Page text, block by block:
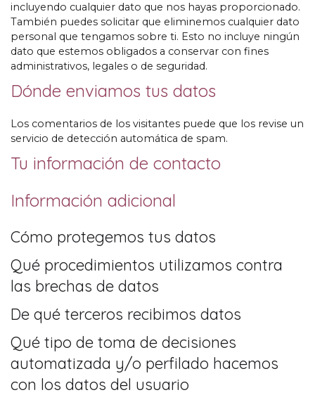
incluyendo cualquier dato que nos hayas proporcionado.
También puedes solicitar que eliminemos cualquier dato
personal que tengamos sobre ti. Esto no incluye ningún
dato que estemos obligados a conservar con fines
administrativos, legales o de seguridad.
Dónde enviamos tus datos
Los comentarios de los visitantes puede que los revise un
servicio de detección automática de spam.
Tu información de contacto
Información adicional
Cómo protegemos tus datos
Qué procedimientos utilizamos contra
las brechas de datos
De qué terceros recibimos datos
Qué tipo de toma de decisiones
automatizada y/o perfilado hacemos
con los datos del usuario